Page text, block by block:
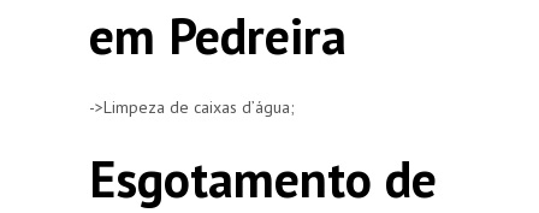
em Pedreira
->Limpeza de caixas d’água;
Esgotamento de